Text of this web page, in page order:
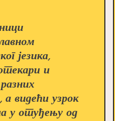
језика,
и
видећи узрок
у отуђењу од